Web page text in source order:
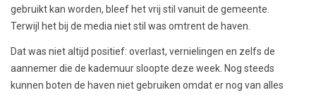
gebruikt kan worden, bleef het vrij stil vanuit de gemeente.
Terwijl het bij de media niet stil was omtrent de haven.
Dat was niet altijd positief: overlast, vernielingen en zelfs de
aannemer die de kademuur sloopte deze week. Nog steeds
kunnen boten de haven niet gebruiken omdat er nog van alles